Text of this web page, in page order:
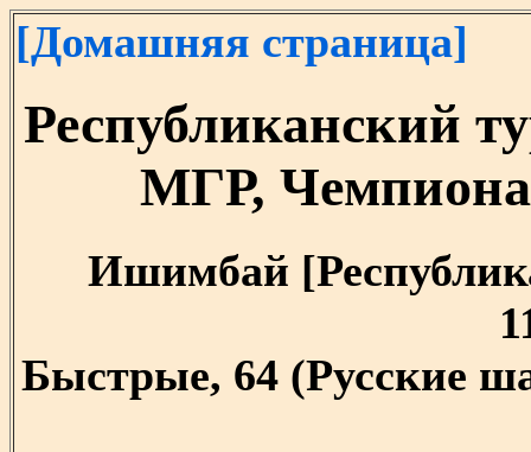
[Домашняя страница]
Республиканский
МГР,
Ишимбай
Быстрые, 64 (Русские